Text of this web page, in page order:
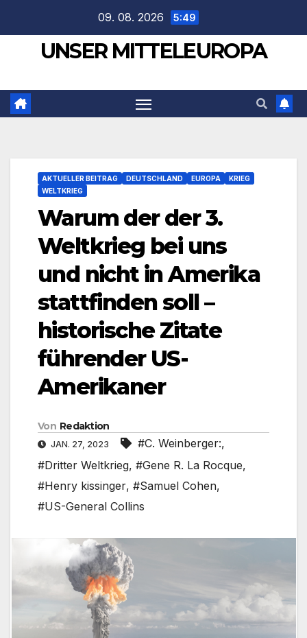
springen
09. 08. 2026 5:49
UNSER MITTELEUROPA
AKTUELLER BEITRAG DEUTSCHLAND EUROPA
KRIEG
WELTKRIEG
Warum der der 3.
Weltkrieg bei uns
und nicht in Amerika
stattfinden soll –
historische Zitate
führender US-
Amerikaner
Von Redaktion
JAN. 27, 2023 #C. Weinberger:,
#Dritter Weltkrieg, #Gene R. La Rocque,
#Henry kissinger, #Samuel Cohen,
#US-General Collins